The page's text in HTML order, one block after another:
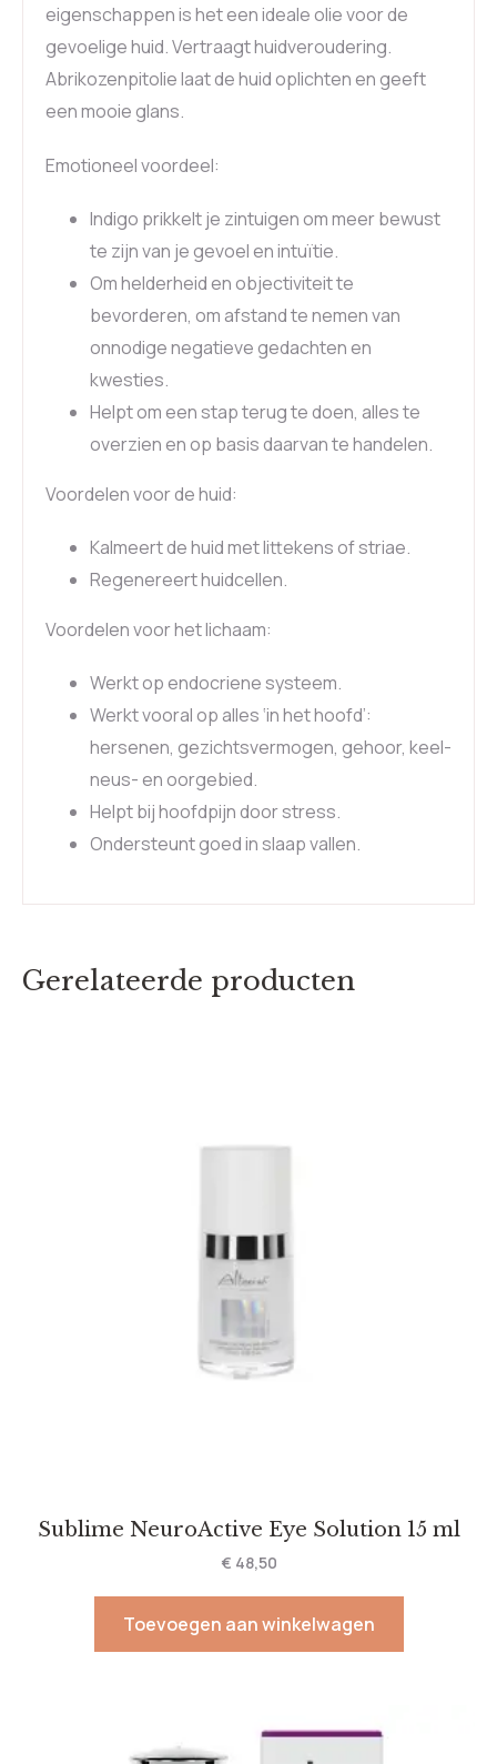
eigenschappen is het een ideale olie voor de
gevoelige huid. Vertraagt huidveroudering.
Abrikozenpitolie laat de huid oplichten en geeft
een mooie glans.
Emotioneel voordeel:
Indigo prikkelt je zintuigen om meer bewust
te zijn van je gevoel en intuïtie.
Om helderheid en objectiviteit te
bevorderen, om afstand te nemen van
onnodige negatieve gedachten en
kwesties.
Helpt om een stap terug te doen, alles te
overzien en op basis daarvan te handelen.
Voordelen voor de huid:
Kalmeert de huid met littekens of striae.
Regenereert huidcellen.
Voordelen voor het lichaam:
Werkt op endocriene systeem.
Werkt vooral op alles ‘in het hoofd’:
hersenen, gezichtsvermogen, gehoor, keel-
neus- en oorgebied.
Helpt bij hoofdpijn door stress.
Ondersteunt goed in slaap vallen.
Gerelateerde producten
Sublime NeuroActive Eye Solution 15 ml
€ 48,50
Toevoegen aan winkelwagen